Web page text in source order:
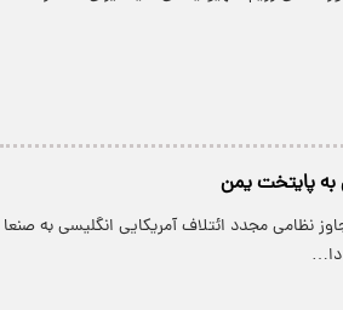
به پایتخت یمن
نظامی مجدد ائتلاف آمریکایی انگلیسی به صنعا